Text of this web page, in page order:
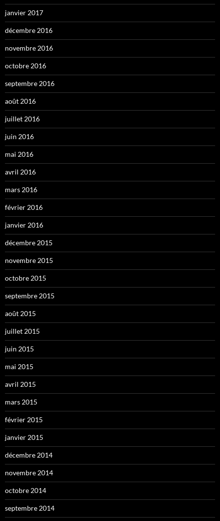
janvier 2017
décembre 2016
novembre 2016
octobre 2016
septembre 2016
août 2016
juillet 2016
juin 2016
mai 2016
avril 2016
mars 2016
février 2016
janvier 2016
décembre 2015
novembre 2015
octobre 2015
septembre 2015
août 2015
juillet 2015
juin 2015
mai 2015
avril 2015
mars 2015
février 2015
janvier 2015
décembre 2014
novembre 2014
octobre 2014
septembre 2014